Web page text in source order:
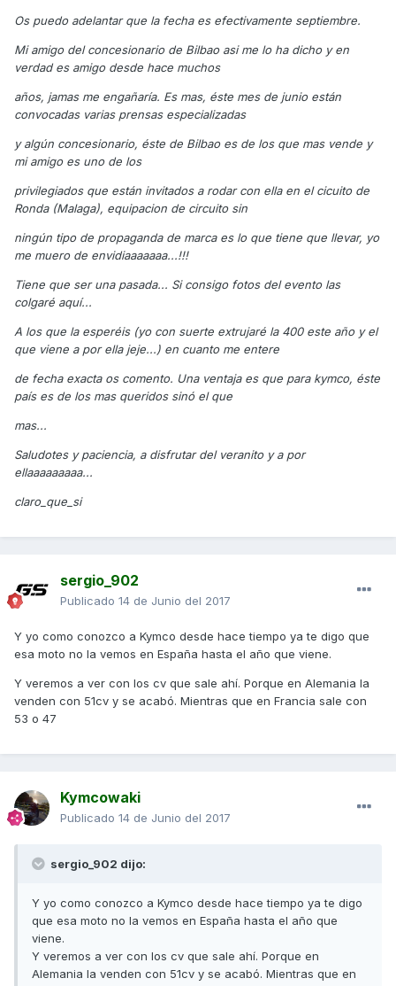
Os puedo adelantar que la fecha es efectivamente septiembre.
Mi amigo del concesionario de Bilbao asi me lo ha dicho y en
verdad es amigo desde hace muchos
años, jamas me engañaría. Es mas, éste mes de junio están
convocadas varias prensas especializadas
y algún concesionario, éste de Bilbao es de los que mas vende y
mi amigo es uno de los
privilegiados que están invitados a rodar con ella en el cicuito de
Ronda (Malaga), equipacion de circuito sin
ningún tipo de propaganda de marca es lo que tiene que llevar, yo
me muero de envidiaaaaaaa...!!!
Tiene que ser una pasada... Si consigo fotos del evento las
colgaré aquí...
A los que la esperéis (yo con suerte extrujaré la 400 este año y el
que viene a por ella jeje...) en cuanto me entere
de fecha exacta os comento. Una ventaja es que para kymco, éste
país es de los mas queridos sinó el que
mas...
Saludotes y paciencia, a disfrutar del veranito y a por
ellaaaaaaaaa...
claro_que_si
sergio_902
Publicado 14 de Junio del 2017
Y yo como conozco a Kymco desde hace tiempo ya te digo que
esa moto no la vemos en España hasta el año que viene.
Y veremos a ver con los cv que sale ahí. Porque en Alemania la
venden con 51cv y se acabó. Mientras que en Francia sale con
53 o 47
Kymcowaki
Publicado 14 de Junio del 2017
sergio_902 dijo:
Y yo como conozco a Kymco desde hace tiempo ya te digo
que esa moto no la vemos en España hasta el año que
viene.
Y veremos a ver con los cv que sale ahí. Porque en
Alemania la venden con 51cv y se acabó. Mientras que en